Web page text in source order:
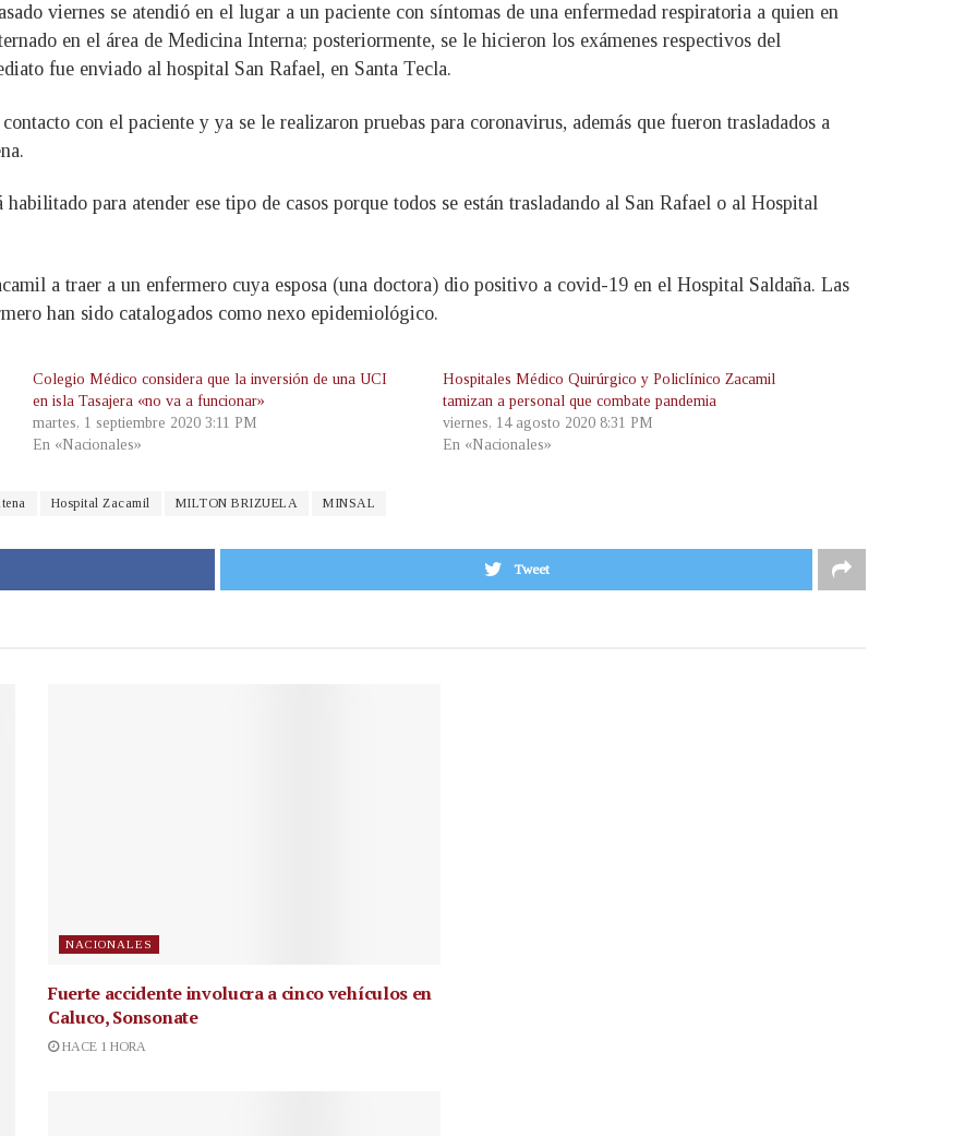
viernes se atendió en el lugar a un paciente con síntomas de una enfermedad respiratoria a quien en
en el área de Medicina Interna; posteriormente, se le hicieron los exámenes respectivos del
fue enviado al hospital San Rafael, en Santa Tecla.
con el paciente y ya se le realizaron pruebas para coronavirus, además que fueron trasladados a
para atender ese tipo de casos porque todos se están trasladando al San Rafael o al Hospital
a traer a un enfermero cuya esposa (una doctora) dio positivo a covid-19 en el Hospital Saldaña. Las
han sido catalogados como nexo epidemiológico.
Colegio Médico considera que la inversión de una UCI
en isla Tasajera «no va a funcionar»
martes, 1 septiembre 2020 3:11 PM
En «Nacionales»
Hospitales Médico Quirúrgico y Policlínico Zacamil
tamizan a personal que combate pandemia
viernes, 14 agosto 2020 8:31 PM
En «Nacionales»
Hospital Zacamil MILTON BRIZUELA MINSAL
Tweet
NACIONALES
Fuerte accidente involucra a cinco vehículos en
Caluco, Sonsonate
HACE 1 HORA